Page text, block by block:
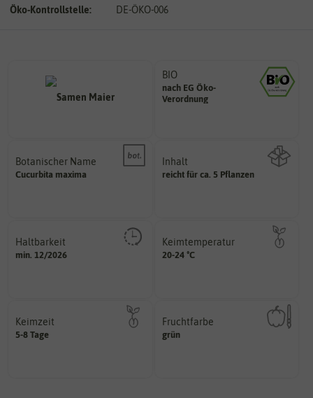
Öko-Kontrollstelle:
DE-ÖKO-006
BIO
nach EG Öko-
Verordnung
den Richtlinien der biologischen
Landwirtschaft arbeiten.
Inhalt
reicht für ca. 5 Pflanzen
Wie viel ist enthalten
Botanischer Name
Cucurbita maxima
Namen zur eindeutigen
Bestimmung der Pflanze.
Haltbarkeit
min. 12/2026
und Pflanzgut sehr gut keimen
sollte.
Keimzeit
5-8 Tage
unter Idealbedingungen das
erste Keimblattpaar zeigt?
Keimtemperatur
20-24 °C
für die Keimung des Samenkorns
am idealsten?
Fruchtfarbe
grün
sie nach dem Reifungsprozess
hat.